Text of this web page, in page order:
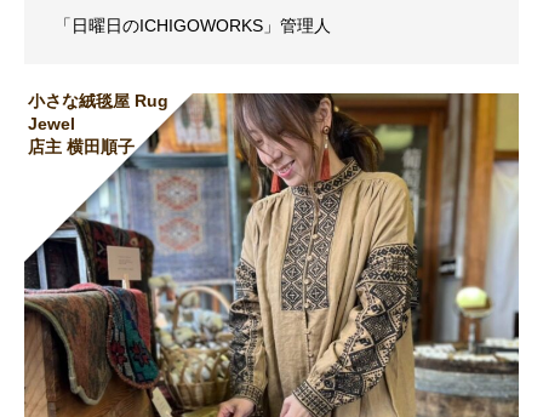
「日曜日のICHIGOWORKS」管理人
小さな絨毯屋 Rug
Jewel
店主 横田順子